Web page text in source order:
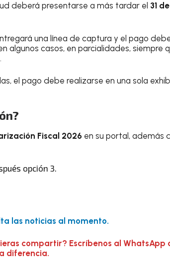
deberá presentarse a más tardar el 31
una línea de captura y el pago
algunos casos, en parcialidades, siempre
.
el pago debe realizarse en una sola
Fiscal 2026 en su portal, además
opción 3.
las noticias al momento.
compartir? Escríbenos al WhatsApp
diferencia.